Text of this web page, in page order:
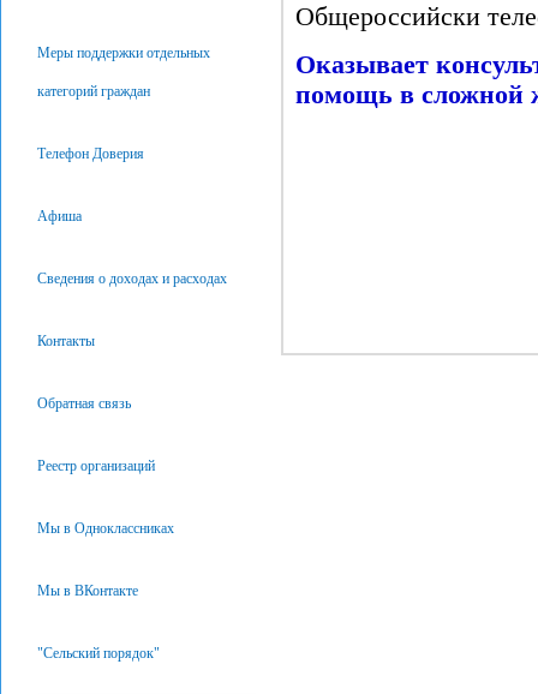
Меры поддержки отдельных
категорий граждан
Телефон Доверия
Афиша
Сведения о доходах и расходах
Контакты
Обратная связь
Реестр организаций
Мы в Одноклассниках
Мы в ВКонтакте
"Сельский порядок"
Общероссийски
Оказывает
помощь в сложной